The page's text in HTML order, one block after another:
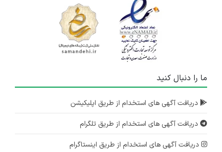
ما را دنبال کنید
دریافت آگهی های استخدام از طریق اپلیکیشن
دریافت آگهی های استخدام از طریق تلگرام
دریافت آگهی های استخدام از طریق اینستاگرام